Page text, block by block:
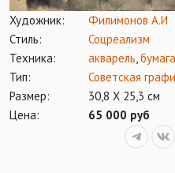
Художник:
Филимонов А.И
Стиль:
Соцреализм
Техника:
акварель,бумага
Тип:
Советская
Размер:
30,8 Х 25,3 см
Цена:
65 000 руб